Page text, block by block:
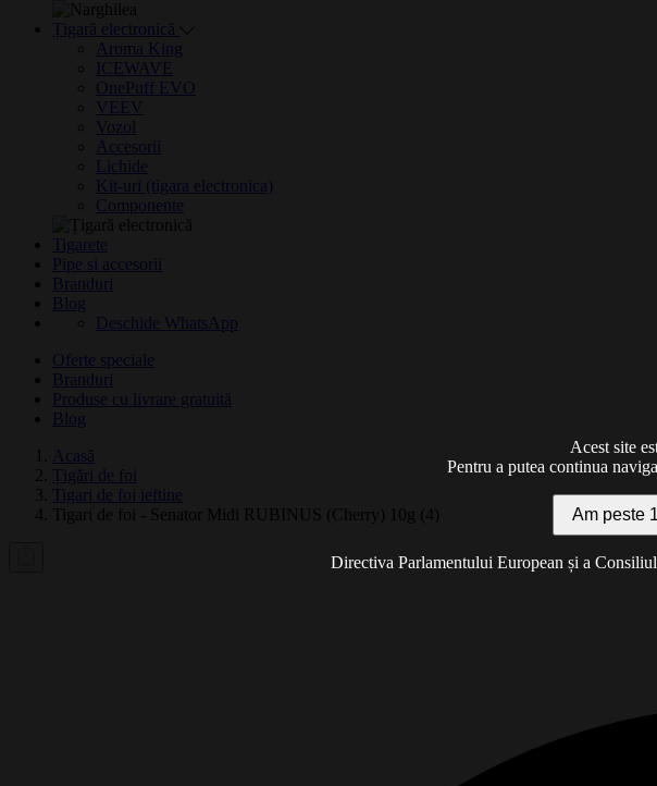
Țigară electronică
Aroma King
ICEWAVE
OnePuff EVO
VEEV
Vozol
Accesorii
Lichide
Kit-uri (tigara electronica)
Componente
Tigarete
Pipe si accesorii
Branduri
Blog
Deschide WhatsApp
Oferte speciale
Branduri
Produse cu livrare gratuită
Blog
Acasă
Țigări de foi
Tigari de foi ieftine
Tigari de foi - Senator Midi RUBINUS (Cherry) 10g (4)
Acest site
Pentru a putea continua
Am peste
Directiva Parlamentului European și a